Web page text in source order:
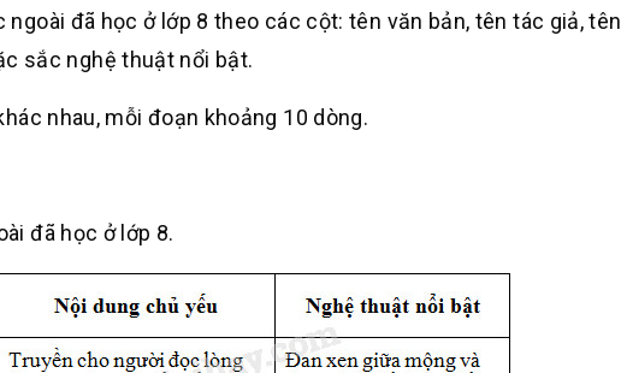
đã học ở lớp 8 theo các cột: tên văn bản, tên tác giả, tên
sắc nghệ thuật nổi bật.
nhau, mỗi đoạn khoảng 10 dòng.
đã học ở lớp 8.